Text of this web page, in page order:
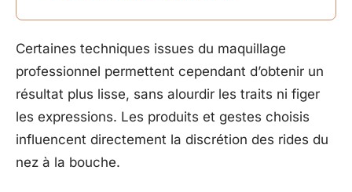
Certaines techniques issues du maquillage
professionnel permettent cependant d’obtenir un
résultat plus lisse, sans alourdir les traits ni figer
les expressions. Les produits et gestes choisis
influencent directement la discrétion des rides du
nez à la bouche.